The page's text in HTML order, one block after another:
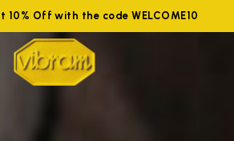
10% Off with the code WELCOME10